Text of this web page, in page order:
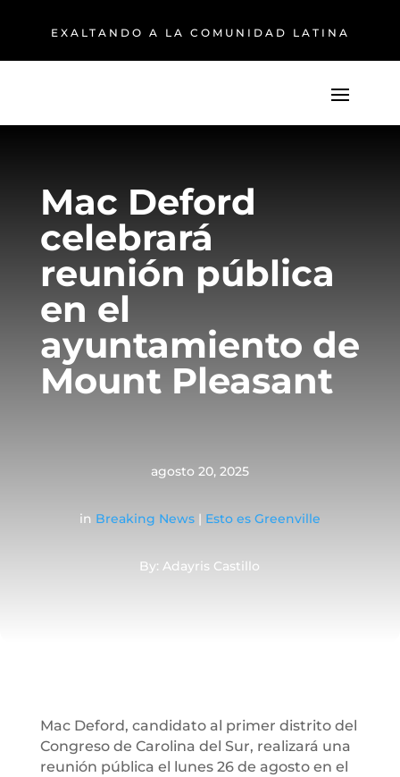
EXALTANDO A LA COMUNIDAD LATINA
Mac Deford
celebrará
reunión pública
en el
ayuntamiento de
Mount Pleasant
agosto 20, 2025
in Breaking News| Esto es Greenville
By: Adayris Castillo
Mac Deford, candidato al primer distrito del
Congreso de Carolina del Sur, realizará una
reunión pública el lunes 26 de agosto en el